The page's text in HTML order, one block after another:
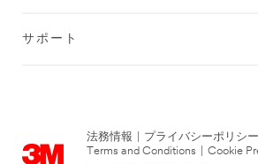
サポート
法務情報 プライバシーポリシー
Terms and Conditions
Cookie